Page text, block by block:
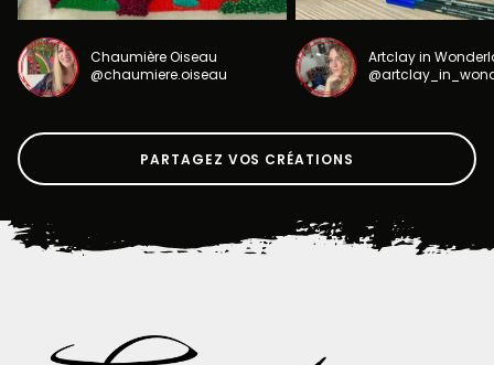
Chaumière Oiseau
@chaumiere.oiseau
Artclay in
PARTAGEZ VOS CRÉATIONS